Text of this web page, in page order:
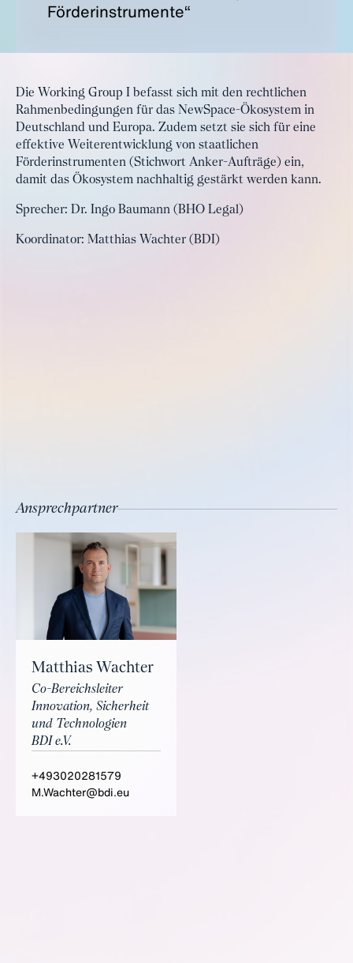
Förderinstrumente“
Die Working Group I befasst sich mit den rechtlichen
Rahmenbedingungen für das NewSpace-Ökosystem in
Deutschland und Europa. Zudem setzt sie sich für eine
effektive Weiterentwicklung von staatlichen
Förderinstrumenten (Stichwort Anker-Aufträge) ein,
damit das Ökosystem nachhaltig gestärkt werden kann.
Sprecher: Dr. Ingo Baumann (BHO Legal)
Koordinator: Matthias Wachter (BDI)
Ansprechpartner
Matthias Wachter
Co-Bereichsleiter
Innovation, Sicherheit
und Technologien
BDI e.V.
+493020281579
M.Wachter@bdi.eu